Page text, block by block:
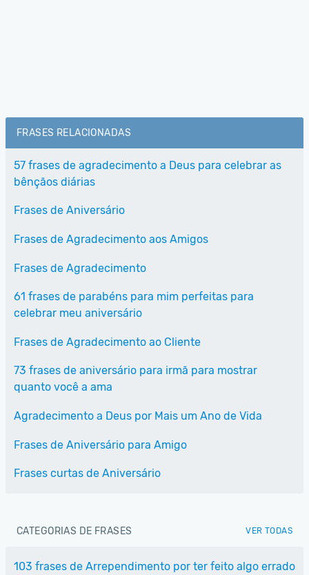
FRASES RELACIONADAS
57 frases de agradecimento a Deus para celebrar as
bênçãos diárias
Frases de Aniversário
Frases de Agradecimento aos Amigos
Frases de Agradecimento
61 frases de parabéns para mim perfeitas para
celebrar meu aniversário
Frases de Agradecimento ao Cliente
73 frases de aniversário para irmã para mostrar
quanto você a ama
Agradecimento a Deus por Mais um Ano de Vida
Frases de Aniversário para Amigo
Frases curtas de Aniversário
CATEGORIAS DE FRASES VER TODAS
103 frases de Arrependimento por ter feito algo errado